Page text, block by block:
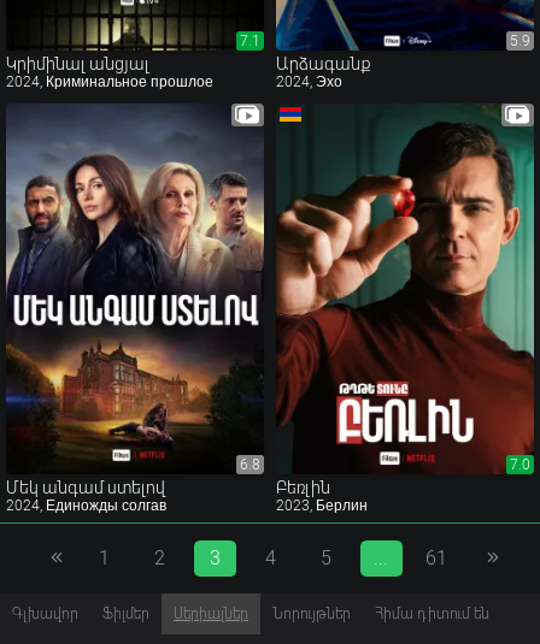
7.1
7.1
Կրիմինալ անցյալ
2024, Криминальное прошлое
5.9
5.9
Արձագանք
2024, Эхо
6.8
6.8
Մեկ անգամ ստելով
2024, Единожды солгав
7.0
7.0
Բեռլին
2023, Берлин
1 2 3 4 5 ... 61
Գլխավոր Ֆիլմեր Սերիալներ Նորույթներ Հիմա դիտում են